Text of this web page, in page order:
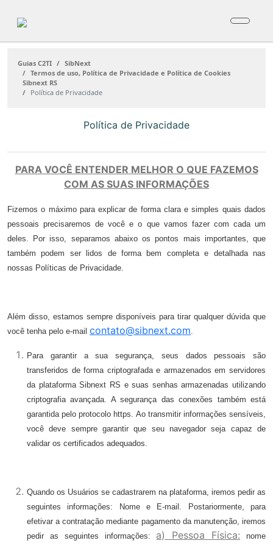
Guias C2TI
SibNext
Termos de uso, Política de Privacidade e Política de Cookies
Sibnext RS
Política de Privacidade
Política de Privacidade
PARA VOCÊ ENTENDER MELHOR O QUE FAZEMOS
COM AS SUAS INFORMAÇÕES
Fizemos o máximo para explicar de forma clara e simples quais dados
pessoais precisaremos de você e o que vamos fazer com cada um
deles. Por isso, separamos abaixo os pontos mais importantes, que
também podem ser lidos de forma bem completa e detalhada nas
nossas Políticas de Privacidade.
Além disso, estamos sempre disponíveis para tirar qualquer dúvida que
você tenha pelo e-mail contato@sibnext.com.
Para garantir a sua segurança, seus dados pessoais são
transferidos de forma criptografada e armazenados em servidores
da plataforma Sibnext RS e suas senhas armazenadas utilizando
criptografia avançada. A segurança das conexões também está
garantida pelo protocolo https. Ao transmitir informações sensíveis,
você deve sempre garantir que seu navegador seja capaz de
validar os certificados adequados.
Quando os Usuários se cadastrarem na plataforma, iremos pedir as
seguintes informações: Nome e E-mail. Postariormente, para
efetivar a contratação mediante pagamento da manutenção, iremos
pedir as seguintes informações: a) Pessoa Física: nome